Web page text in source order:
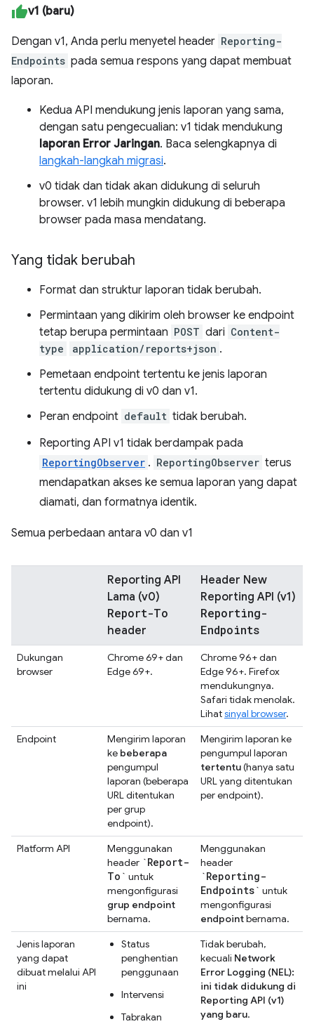
v1 (baru)
Dengan v1, Anda perlu menyetel header Reporting-
Endpoints pada semua respons yang dapat membuat
laporan.
Kedua API mendukung jenis laporan yang sama,
dengan satu pengecualian: v1 tidak mendukung
laporan Error Jaringan. Baca selengkapnya di
langkah-langkah migrasi.
v0 tidak dan tidak akan didukung di seluruh
browser. v1 lebih mungkin didukung di beberapa
browser pada masa mendatang.
Yang tidak berubah
Format dan struktur laporan tidak berubah.
Permintaan yang dikirim oleh browser ke endpoint
tetap berupa permintaan POST dari Content-
type
application/reports+json .
Pemetaan endpoint tertentu ke jenis laporan
tertentu didukung di v0 dan v1.
Peran endpoint default tidak berubah.
Reporting API v1 tidak berdampak pada
ReportingObserver . ReportingObserver terus
mendapatkan akses ke semua laporan yang dapat
diamati, dan formatnya identik.
Semua perbedaan antara v0 dan v1
Reporting API
Lama (v0)
Report-To
header
Header New
Reporting API (v1)
Reporting-
Endpoints
Dukungan
browser
Chrome 69+ dan
Edge 69+.
Chrome 96+ dan
Edge 96+. Firefox
mendukungnya.
Safari tidak menolak.
Lihatsinyal browser.
Endpoint
Mengirim laporan
ke beberapa
pengumpul
laporan (beberapa
URL ditentukan
per grup
endpoint).
Mengirim laporan ke
pengumpul laporan
tertentu(hanya satu
URL yang ditentukan
per endpoint).
Platform API
Menggunakan
header `Report-
To` untuk
mengonfigurasi
grup endpoint
bernama.
Menggunakan
header
`Reporting-
Endpoints` untuk
mengonfigurasi
endpointbernama.
Jenis laporan
yang dapat
dibuat melalui API
ini
Status
penghentian
penggunaan
Intervensi
Tabrakan
Tidak berubah,
kecuali Network
Error Logging (NEL):
ini tidak didukung di
Reporting API (v1)
yang baru.